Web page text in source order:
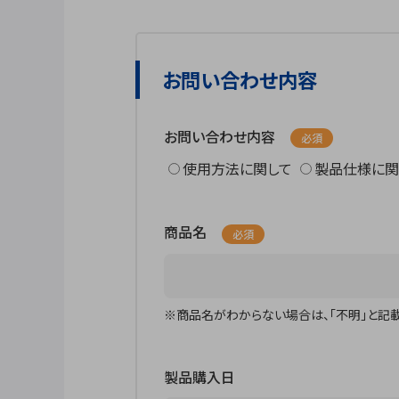
お問い合わせ内容
お問い合わせ内容 必須
使用方法に関して 製品仕様に
商品名 必須
※商品名がわからない場合は、「不明」と記載
製品購入日